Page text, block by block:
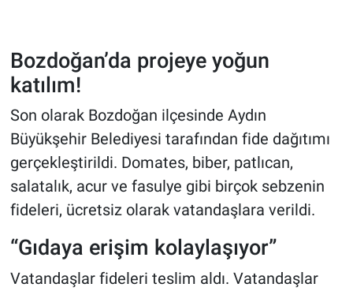
Bozdoğan’da projeye yoğun
katılım!
Son olarak Bozdoğan ilçesinde Aydın
Büyükşehir Belediyesi tarafından fide dağıtımı
gerçekleştirildi. Domates, biber, patlıcan,
salatalık, acur ve fasulye gibi birçok sebzenin
fideleri, ücretsiz olarak vatandaşlara verildi.
“Gıdaya erişim kolaylaşıyor”
Vatandaşlar fideleri teslim aldı. Vatandaşlar